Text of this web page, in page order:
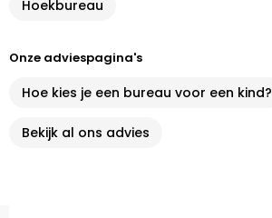
Hoekbureau
Onze adviespagina's
Hoe kies je een bureau voor een kind?
Bekijk al ons advies